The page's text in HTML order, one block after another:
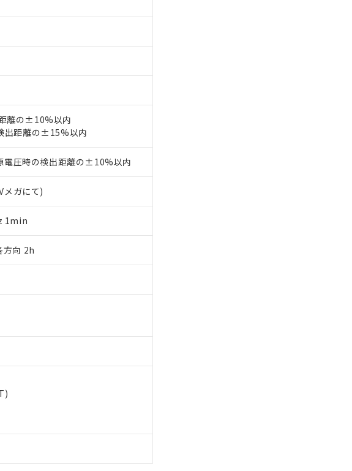
離の±10%以内
出距離の±15%以内
電圧時の検出距離の±10%以内
メガにて)
1min
方向 2h
さい。
果を当社の事前の承諾なく第三者に漏洩または開示しないようお願いしま
で当社にご登録された部品リストについて、当社および当社の共同利用者
に関するお客様との取引・商談に必要な範囲で利用することをご了承くだ
、"個人情報の共同利用に関して"
閾値を超える意図的な使用がないことを確認しています。
り、予定月が前後することがあります。
ード
含有証明書
準）
を証明するもので、過去に遡って非含有を証明するものではありません。
ステル類４物質の対応では、対応完了までの期間は出荷製品に未対応品が
替を完了していることから、特段のことがない限り、2022年1月12日よ
すべてが基準値以下であることを示します。
いて有害物質が外部に漏えいし、環境に深刻な影響を及ぼさない年数を意
門へお問い合わせください。
り
在庫あり
状況については、お客様のお取引先、またはお客様担当のオムロン制御
庫状況の情報を公開していない機種